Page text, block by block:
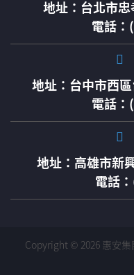
地址： 台北市
電話
地址： 台中市西
電話
地址： 高雄市新
電話
Copyright © 2026 惠安